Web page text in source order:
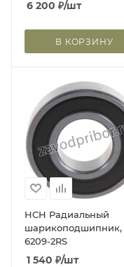
4547359252439
6 200 ₽/шт
В КОРЗИНУ
HCH Радиальный
шарикоподшипник,
6209-2RS
1 540 ₽/шт